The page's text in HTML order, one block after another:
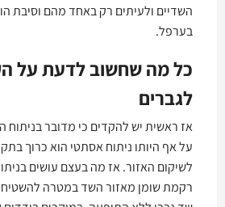
השדיים ולעיתים רק באחד מהם וסיבת
בערפל.
כל מה שחשוב לדעת על
לגברים
אז ראשית יש להקדים כי מדובר
על אף היותו ניתוח אסתטי הוא כרוך
לשיקום האזור. אז מה בעצם עושים
רקמת שומן מאזור השד במטרה